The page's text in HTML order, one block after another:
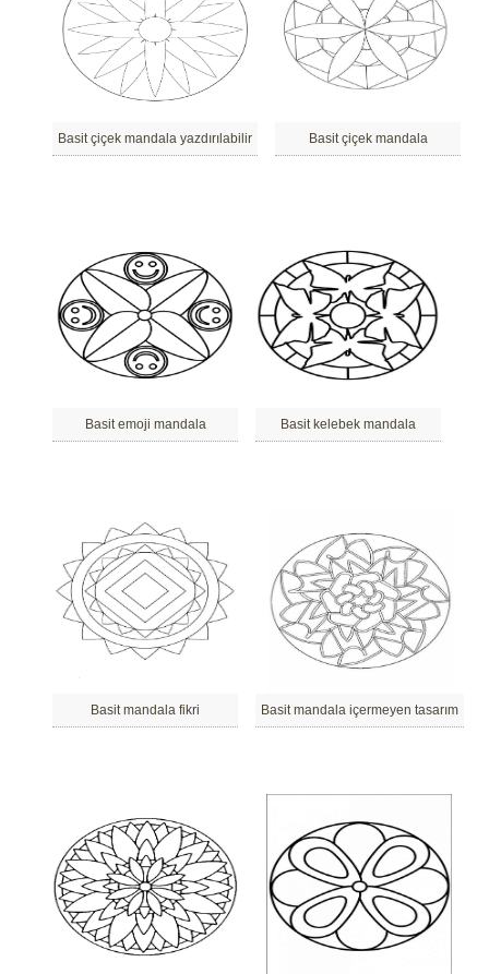
Basit çiçek mandala yazdırılabilir Basit çiçek mandala
Basit emoji mandala Basit kelebek mandala
Basit mandala fikri Basit mandala içermeyen tasarım